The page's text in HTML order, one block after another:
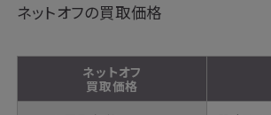
ネットオフの買取価格
ネットオフ
買取価格